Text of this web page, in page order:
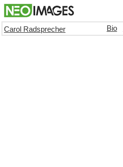
Carol Radsprecher Bio